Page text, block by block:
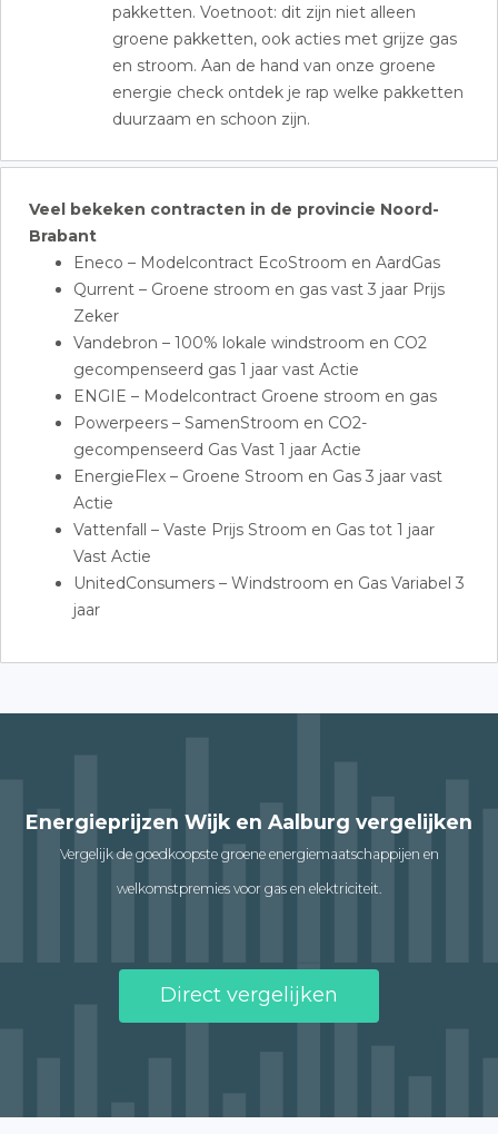
pakketten. Voetnoot: dit zijn niet alleen
groene pakketten, ook acties met grijze gas
en stroom. Aan de hand van onze groene
energie check ontdek je rap welke pakketten
duurzaam en schoon zijn.
Veel bekeken contracten in de provincie Noord-
Brabant
Eneco – Modelcontract EcoStroom en AardGas
Qurrent – Groene stroom en gas vast 3 jaar Prijs
Zeker
Vandebron – 100% lokale windstroom en CO2
gecompenseerd gas 1 jaar vast Actie
ENGIE – Modelcontract Groene stroom en gas
Powerpeers – SamenStroom en CO2-
gecompenseerd Gas Vast 1 jaar Actie
EnergieFlex – Groene Stroom en Gas 3 jaar vast
Actie
Vattenfall – Vaste Prijs Stroom en Gas tot 1 jaar
Vast Actie
UnitedConsumers – Windstroom en Gas Variabel 3
jaar
Energieprijzen Wijk en Aalburg vergelijken
Vergelijk de goedkoopste groene energiemaatschappijen en
welkomstpremies voor gas en elektriciteit.
Direct vergelijken